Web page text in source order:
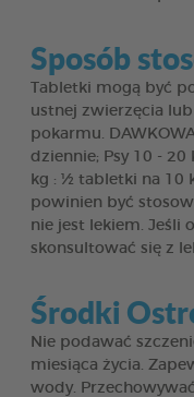
Sposób
Tabletki mogą być
ustnej zwierzęcia
pokarmu.
dziennie; Psy 10 - 20
kg : ½ tabletki na 10
powinien być
nie jest lekiem. Jeśli
skonsultować się z
Środki
Nie podawać
miesiąca życia.
wody.